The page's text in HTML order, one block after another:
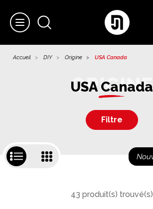
Accueil DIY Origine USA Canada
USA Canada
Filtre
43 produit(s) trouvé(s)